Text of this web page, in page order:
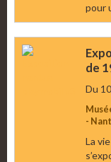
pour
de
Du
-
La